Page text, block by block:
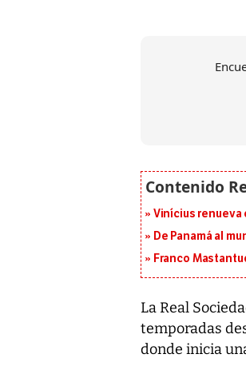
Vinícius renueva
De Panamá al
Franco
La Real
temporadas
donde inicia